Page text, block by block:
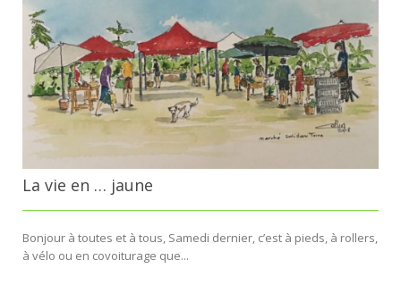
La vie en … jaune
Bonjour à toutes et à tous, Samedi dernier, c’est à pieds, à rollers,
à vélo ou en covoiturage que...